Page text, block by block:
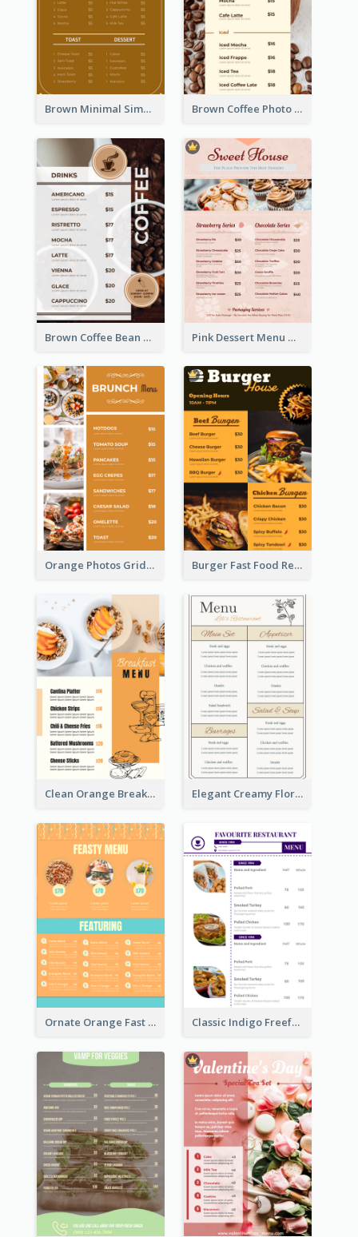
Brown Minimal Simple Cafe Menu Brown Coffee Photo Coffee Shop Menu
Brown Coffee Bean Background Café Menu Pink Dessert Menu With Two Column
Orange Photos Grids Brunch Menu Burger Fast Food Restaurant Menu Design
Clean Orange Breakfast Cafe Menu Design Elegant Creamy Floral Catering Menu Design
Ornate Orange Fast Food Menu Design Templates Classic Indigo Freeform Restaurants Menu